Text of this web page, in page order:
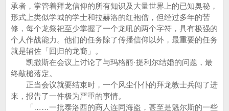
承者，掌管着拜龙信仰的所有知识及大量世界上的已知奥秘，
形式上类似学城的学士和拉赫洛的红袍僧，但经过多年的苦
修，每个龙祭祀至少掌握了一个龙吼的两个字符，具有极强的
个人作战能力。他们的任务除了传播信仰以外，最重要的任务
就是辅佐「回归的龙裔」。
凯撒斯在会议上讨论了与玛格丽·提利尔结婚的问题，最
终敲槌落定。
正当会议就要结束时，一个风尘仆仆的拜龙教士兵闯了进
来，报告了一件极为严重的事情。
「……一批泰洛西的商人连同海盗，甚至是魁尔斯的一些